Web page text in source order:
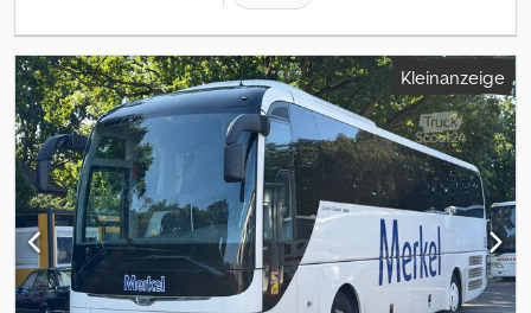
Kleinanzeige